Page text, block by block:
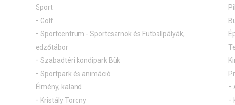
Sport
Golf
Sportcentrum - Sportcsarnok és Futballpályák,
edzőtábor
Szabadtéri kondipark Bük
Sportpark és animáció
Élmény, kaland
Kristály Torony